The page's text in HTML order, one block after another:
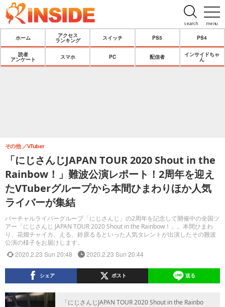
menu
search
ホーム
アクセス
ランキング
スイッチ PS5 PS4
読者
アンケート
スマホ PC 配信者
インサイドちゃ
ん
「にじさんじJAPAN TOUR 2020 Shout in the
Rainbow！」難波公演レポート！2周年を迎え
たVTuberグループから本間ひまわりほか人気
ライバーが集結
バーチャルライバーグループ「にじさんじ」の2周年を記念して開催中の全国ツ
アー「にじさんじ JAPAN TOUR 2020 Shout in the Rainbow！」。本間ひまわ
り、花畑チャイカ、える、鈴原るるといった人気タレントが出演したその難波
公演の様子をお届けします。
その他 VTuber
2020.2.23 Sun 20:48 2020.2.23 Sun 20:44
シェア ポスト 送る
「にじさんじJAPAN TOUR 2020 Shout in the Rainbo